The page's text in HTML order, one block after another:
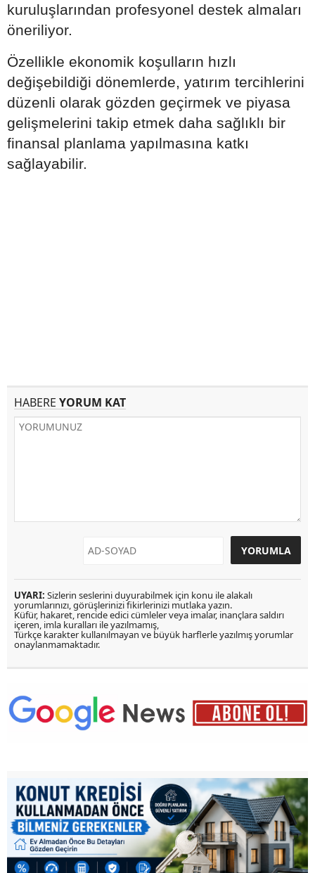
kuruluşlarından profesyonel destek almaları
öneriliyor.
Özellikle ekonomik koşulların hızlı
değişebildiği dönemlerde, yatırım tercihlerini
düzenli olarak gözden geçirmek ve piyasa
gelişmelerini takip etmek daha sağlıklı bir
finansal planlama yapılmasına katkı
sağlayabilir.
HABERE YORUM KAT
UYARI: Sizlerin seslerini duyurabilmek için konu ile alakalı
yorumlarınızı, görüşlerinizi fikirlerinizi mutlaka yazın.
Küfür, hakaret, rencide edici cümleler veya imalar, inançlara saldırı
içeren, imla kuralları ile yazılmamış,
Türkçe karakter kullanılmayan ve büyük harflerle yazılmış yorumlar
onaylanmamaktadır.